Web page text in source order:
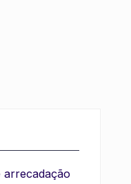
arrecadação